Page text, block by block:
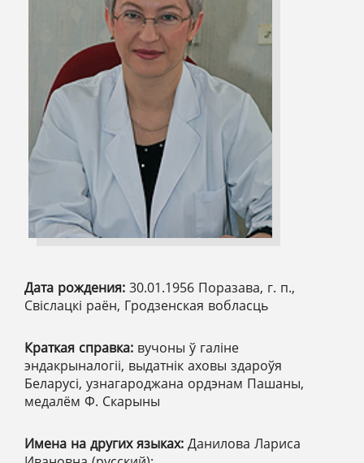
Дата рождения: 30.01.1956 Поразава, г. п.,
Свіслацкі раён, Гродзенская вобласць
Краткая справка: вучоны ў галіне
эндакрыналогіі, выдатнік аховы здароўя
Беларусі, узнагароджана ордэнам Пашаны,
медалём Ф. Скарыны
Имена на других языках: Данилова Лариса